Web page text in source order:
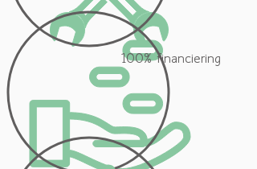
100% financiering